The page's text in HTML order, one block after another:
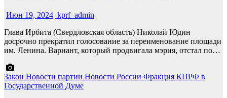
Июн 19, 2024 kprf_admin
Глава Ирбита (Свердловская область) Николай Юдин
досрочно прекратил голосование за переименование площади
им. Ленина. Вариант, который продвигала мэрия, отстал по…
Закон Новости партии Новости России Фракция КПРФ в
Государственной Думе